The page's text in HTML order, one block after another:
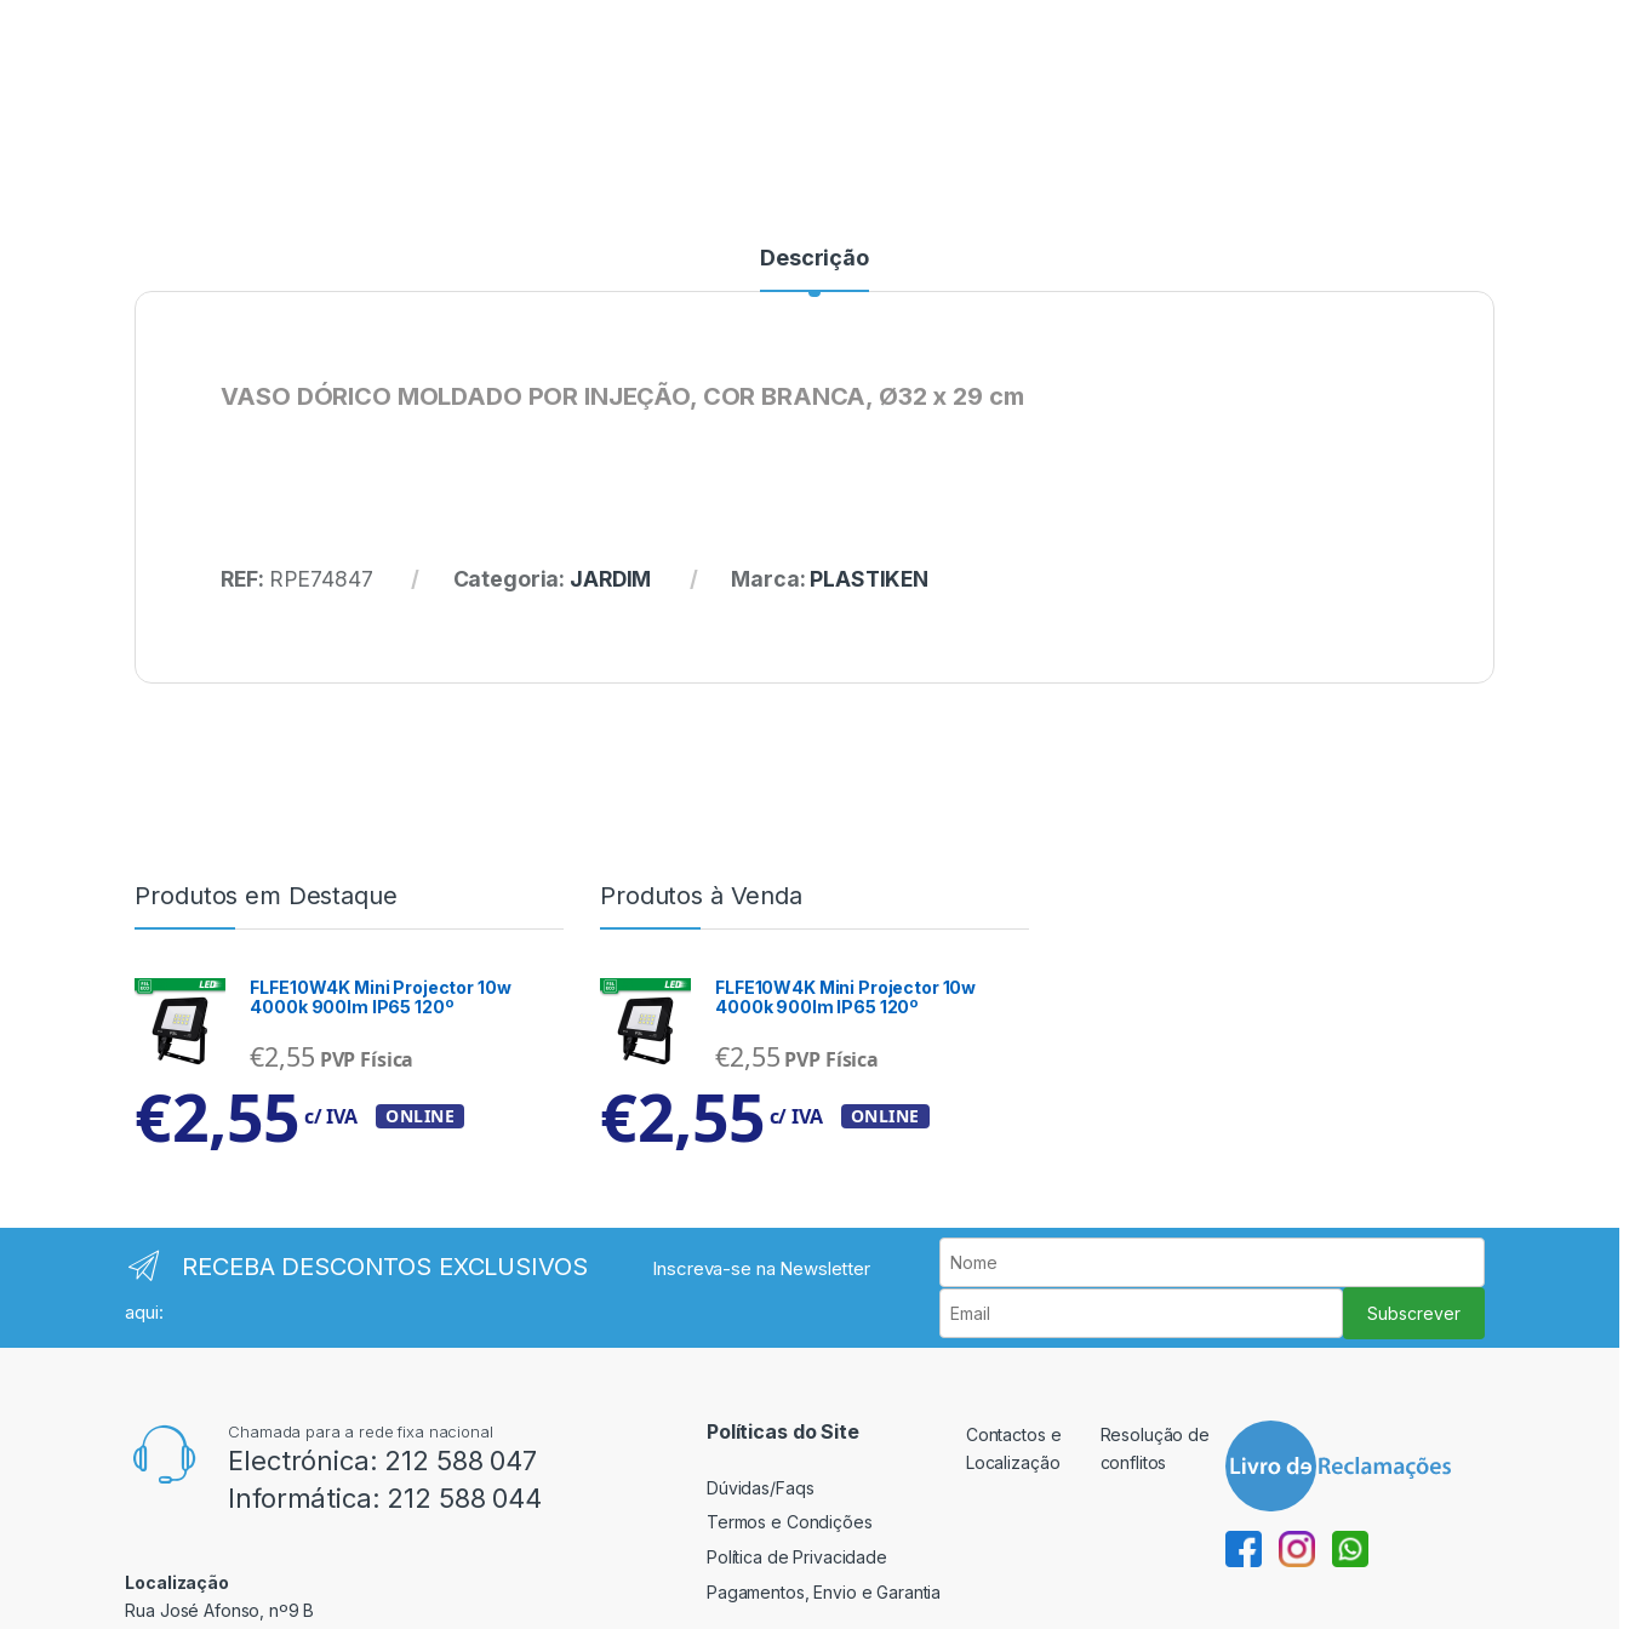
Descrição
VASO DÓRICO MOLDADO POR INJEÇÃO, COR BRANCA, Ø32 x 29 cm
REF: RPE74847 Categoria: JARDIM Marca: PLASTIKEN
Produtos em Destaque
FLFE10W4K Mini Projector 10w
4000k 900lm IP65 120º
€2,55 PVP Física
€2,55 c/ IVA ONLINE
Produtos à Venda
FLFE10W4K Mini Projector 10w
4000k 900lm IP65 120º
€2,55 PVP Física
€2,55 c/ IVA ONLINE
RECEBA DESCONTOS EXCLUSIVOS
Inscreva-se na Newsletter
aqui:
Subscrever
Chamada para a rede fixa nacional
Electrónica: 212 588 047
Informática: 212 588 044
Localização
Rua José Afonso, nº9 B
Políticas do Site
Dúvidas/Faqs
Termos e Condições
Política de Privacidade
Pagamentos, Envio e Garantia
Contactos e
Localização
Resolução de
conflitos